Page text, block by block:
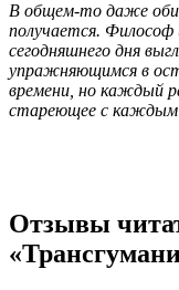
В общем-то даже
получается.
сегодняшнего дня
упражняющимся в
времени, но каждый
стареющее с каждым
Отзывы